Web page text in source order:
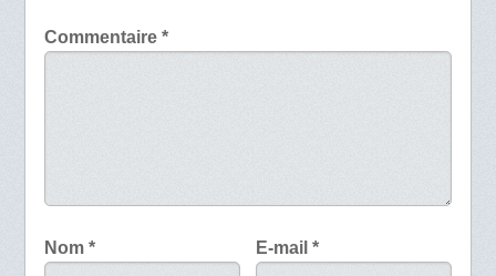
Commentaire *
Nom * E-mail*